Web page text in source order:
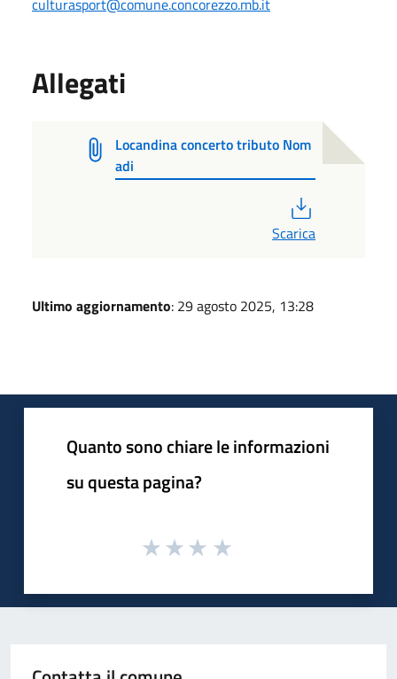
Allegati
Locandina concerto tributo Nom
adi
Scarica
Ultimo aggiornamento: 29 agosto 2025, 13:28
Quanto sono chiare le informazioni
su questa pagina?